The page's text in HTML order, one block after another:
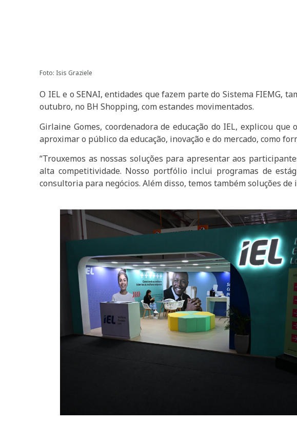
Foto: Isis Graziele
O IEL e o SENAI, entidades que fazem parte do Sistema FIEMG,
outubro, no BH Shopping, com estandes movimentados.
Girlaine Gomes, coordenadora de educação do IEL, explicou
aproximar o público da educação, inovação e do mercado, como
“Trouxemos as nossas soluções para apresentar aos
alta competitividade. Nosso portfólio inclui programas de
consultoria para negócios. Além disso, temos também soluções de